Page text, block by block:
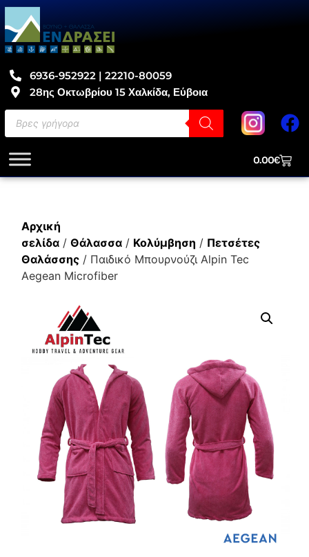
6936-952922 | 22210-80059
28ης Οκτωβρίου 15 Χαλκίδα, Εύβοια
0.00€
Αρχική
σελίδα/ Θάλασσα/ Κολύμβηση / Πετσέτες
Θαλάσσης/ Παιδικό Μπουρνούζι Alpin Tec
Aegean Microfiber